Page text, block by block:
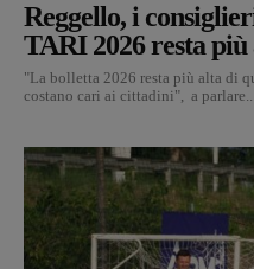
Reggello, i
TARI 2026 resta
"La bolletta 2026 resta più alta di
costano cari ai cittadini", a parlare...